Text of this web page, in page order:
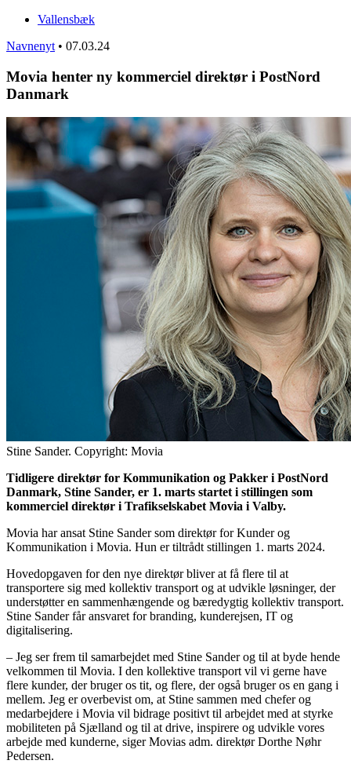
Vallensbæk
Navnenyt • 07.03.24
Movia henter ny kommerciel direktør i PostNord
Danmark
Stine Sander. Copyright: Movia
Tidligere direktør for Kommunikation og Pakker i PostNord
Danmark, Stine Sander, er 1. marts startet i stillingen som
kommerciel direktør i Trafikselskabet Movia i Valby.
Movia har ansat Stine Sander som direktør for Kunder og
Kommunikation i Movia. Hun er tiltrådt stillingen 1. marts 2024.
Hovedopgaven for den nye direktør bliver at få flere til at
transportere sig med kollektiv transport og at udvikle løsninger, der
understøtter en sammenhængende og bæredygtig kollektiv transport.
Stine Sander får ansvaret for branding, kunderejsen, IT og
digitalisering.
– Jeg ser frem til samarbejdet med Stine Sander og til at byde hende
velkommen til Movia. I den kollektive transport vil vi gerne have
flere kunder, der bruger os tit, og flere, der også bruger os en gang i
mellem. Jeg er overbevist om, at Stine sammen med chefer og
medarbejdere i Movia vil bidrage positivt til arbejdet med at styrke
mobiliteten på Sjælland og til at drive, inspirere og udvikle vores
arbejde med kunderne, siger Movias adm. direktør Dorthe Nøhr
Pedersen.